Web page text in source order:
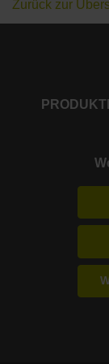
Zurück zur